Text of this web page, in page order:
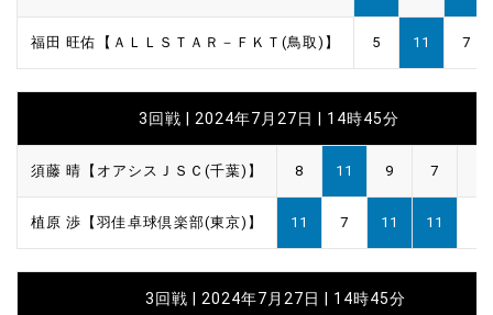
福田 旺佑【ＡＬＬＳＴＡＲ－ＦＫＴ(鳥取)】 5 11 7
3回戦 | 2024年7月27日 | 14時45分
須藤 晴【オアシスＪＳＣ(千葉)】 8 11 9 7
植原 渉【羽佳卓球倶楽部(東京)】 11 7 11 11
3回戦 | 2024年7月27日 | 14時45分